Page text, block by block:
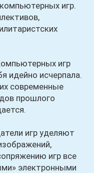
игр.
игр
идейно исчерпала.
современные
прошлого
игр уделяют
игр все
электронными